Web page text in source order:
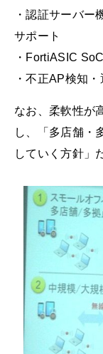
・認証サーバー
サポート
・FortiASIC
・不正AP検知
なお、柔軟性が
し、「多店舗・
していく方針」